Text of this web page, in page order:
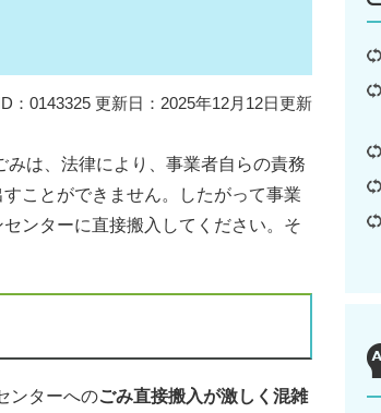
：0143325 更新日：2025年12月12日更新
は、法律により、事業者自らの責務
ことができません。したがって事業
ンターに直接搬入してください。そ
ンターへのごみ直接搬入が激しく混雑